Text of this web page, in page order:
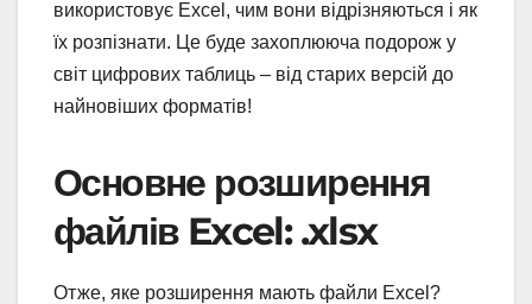
використовує Excel, чим вони відрізняються і як
їх розпізнати. Це буде захоплююча подорож у
світ цифрових таблиць – від старих версій до
найновіших форматів!
Основне розширення
файлів Excel: .xlsx
Отже, яке розширення мають файли Excel?